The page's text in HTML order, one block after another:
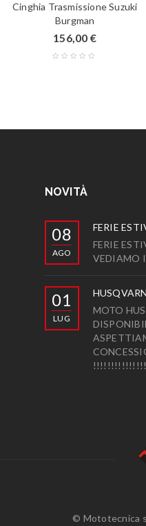
Cinghia Trasmissione Suzuki
Burgman
156,00 €
NOVITÀ
08
AGO
FERIE
FERIE
VEDIAMO
01
LUG
MOTO
© Mototecnica